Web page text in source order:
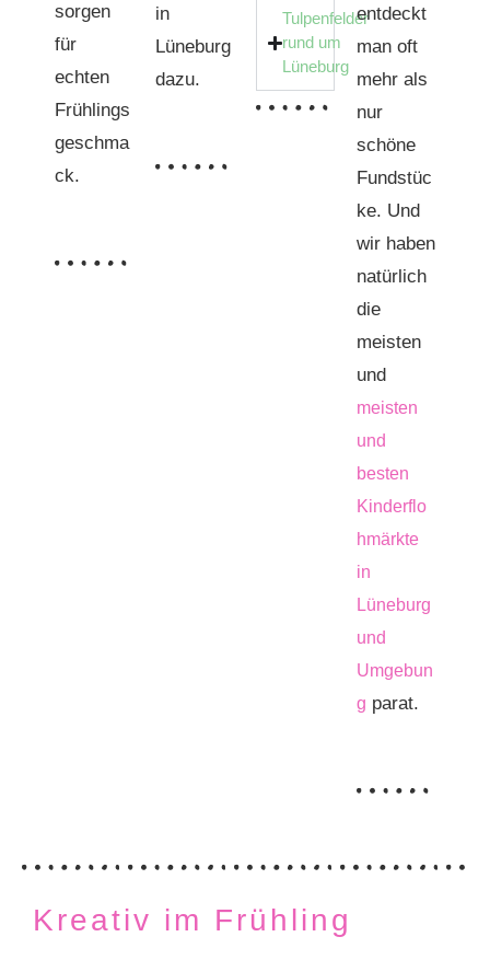
sorgen
für
echten
Frühlings
geschma
ck.
in
Lüneburg
dazu.
Tulpenfelder
rund um
Lüneburg
entdeckt
man oft
mehr als
nur
schöne
Fundstüc
ke. Und
wir haben
natürlich
die
meisten
und
meisten
und
besten
Kinderflo
hmärkte
in
Lüneburg
und
Umgebun
g parat.
Kreativ im Frühling